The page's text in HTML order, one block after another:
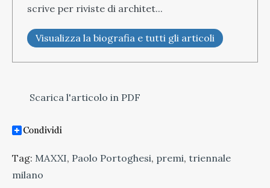
scrive per riviste di architet...
Visualizza la biografia e tutti gli articoli
Scarica l'articolo in PDF
Tag: MAXXI, Paolo Portoghesi, premi, triennale
milano